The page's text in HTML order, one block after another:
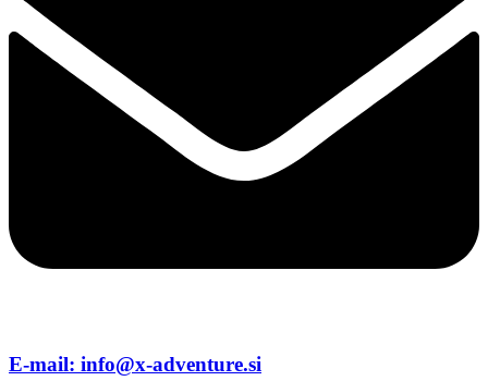
E-mail: info@x-adventure.si